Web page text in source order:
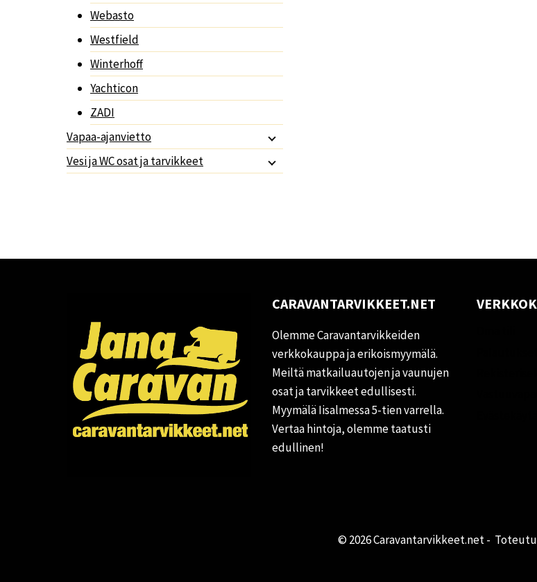
Webasto
Westfield
Winterhoff
Yachticon
ZADI
Vapaa-ajanvietto
Vesi ja WC osat ja tarvikkeet
CARAVANTARVIKKEET.NET
Olemme Caravantarvikkeiden
verkkokauppa ja erikoismyymälä.
Meiltä matkailuautojen ja vaunujen
osat ja tarvikkeet edullisesti.
Myymälä Iisalmessa 5-tien varrella.
Vertaa hintoja, olemme taatusti
edullinen!
© 2026 Caravantarvikkeet.net -